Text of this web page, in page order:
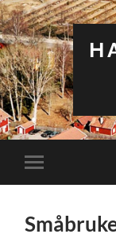
Slå
på/av